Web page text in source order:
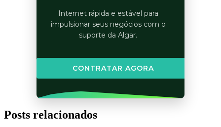
Internet rápida e estável para
impulsionar seus negócios com o
suporte da Algar.
CONTRATAR AGORA
Posts relacionados